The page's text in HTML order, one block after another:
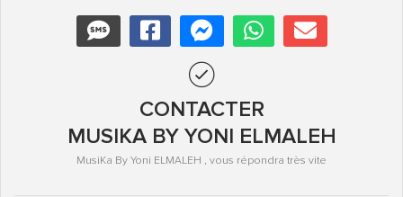
CONTACTER
MUSIKA BY YONI ELMALEH
MusiKa By Yoni ELMALEH , vous répondra très vite